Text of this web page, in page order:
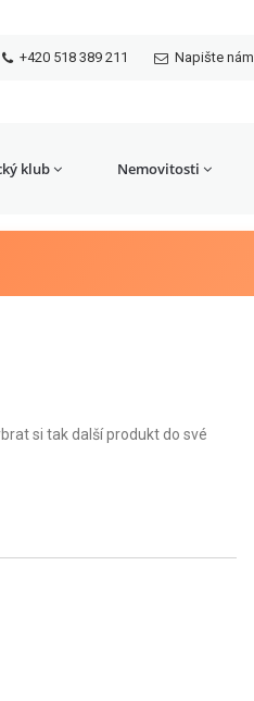
+420 518 389 211 Napište nám
klub Nemovitosti
si tak další produkt do své